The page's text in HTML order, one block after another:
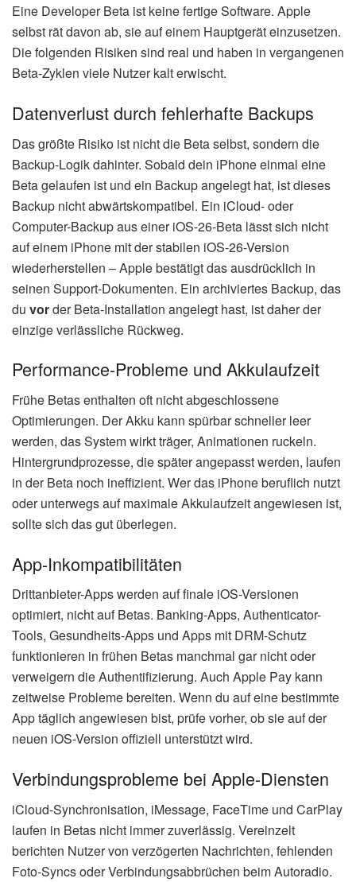
Eine Developer Beta ist keine fertige Software. Apple
selbst rät davon ab, sie auf einem Hauptgerät einzusetzen.
Die folgenden Risiken sind real und haben in vergangenen
Beta-Zyklen viele Nutzer kalt erwischt.
Datenverlust durch fehlerhafte Backups
Das größte Risiko ist nicht die Beta selbst, sondern die
Backup-Logik dahinter. Sobald dein iPhone einmal eine
Beta gelaufen ist und ein Backup angelegt hat, ist dieses
Backup nicht abwärtskompatibel. Ein iCloud- oder
Computer-Backup aus einer iOS-26-Beta lässt sich nicht
auf einem iPhone mit der stabilen iOS-26-Version
wiederherstellen – Apple bestätigt das ausdrücklich in
seinen Support-Dokumenten. Ein archiviertes Backup, das
du vorder Beta-Installation angelegt hast, ist daher der
einzige verlässliche Rückweg.
Performance-Probleme und Akkulaufzeit
Frühe Betas enthalten oft nicht abgeschlossene
Optimierungen. Der Akku kann spürbar schneller leer
werden, das System wirkt träger, Animationen ruckeln.
Hintergrundprozesse, die später angepasst werden, laufen
in der Beta noch ineffizient. Wer das iPhone beruflich nutzt
oder unterwegs auf maximale Akkulaufzeit angewiesen ist,
sollte sich das gut überlegen.
App-Inkompatibilitäten
Drittanbieter-Apps werden auf finale iOS-Versionen
optimiert, nicht auf Betas. Banking-Apps, Authenticator-
Tools, Gesundheits-Apps und Apps mit DRM-Schutz
funktionieren in frühen Betas manchmal gar nicht oder
verweigern die Authentifizierung. Auch Apple Pay kann
zeitweise Probleme bereiten. Wenn du auf eine bestimmte
App täglich angewiesen bist, prüfe vorher, ob sie auf der
neuen iOS-Version offiziell unterstützt wird.
Verbindungsprobleme bei Apple-Diensten
iCloud-Synchronisation, iMessage, FaceTime und CarPlay
laufen in Betas nicht immer zuverlässig. Vereinzelt
berichten Nutzer von verzögerten Nachrichten, fehlenden
Foto-Syncs oder Verbindungsabbrüchen beim Autoradio.